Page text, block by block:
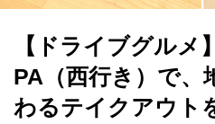
【ドライブグルメ
PA（西行き）で、
わるテイクアウト